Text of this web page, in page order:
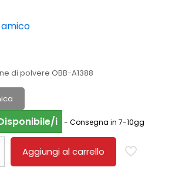
amico
di polvere OBB-A1388
i - Consegna in 7-10gg
Aggiungi al carrello